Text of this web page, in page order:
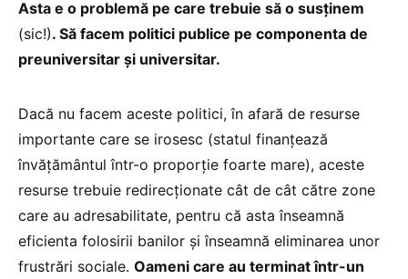
Asta e o problemă pe care trebuie să o susținem
(sic!). Să facem politici publice pe componenta de
preuniversitar și universitar.
Dacă nu facem aceste politici, în afară de resurse
importante care se irosesc (statul finanțează
învățământul într-o proporție foarte mare), aceste
resurse trebuie redirecționate cât de cât către zone
care au adresabilitate, pentru că asta înseamnă
eficienta folosirii banilor și înseamnă eliminarea unor
frustrări sociale. Oameni care au terminat într-un